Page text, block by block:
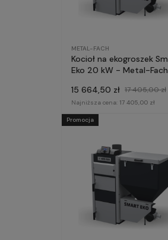
METAL-FACH
Kocioł na ekogroszek Smart
Eko 20 kW - Metal-Fach
15 664,50 zł 17 405,00 zł
Najniższa cena: 17 405,00 zł
Promocja